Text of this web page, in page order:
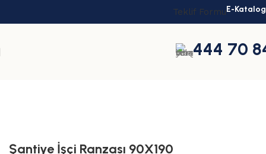
Teklif FormuE-Katalog
444 70
Şantiye İşçi Ranzası 90X190